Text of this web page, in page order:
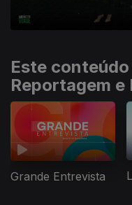
Este
Reportagem
Grande Entrevista